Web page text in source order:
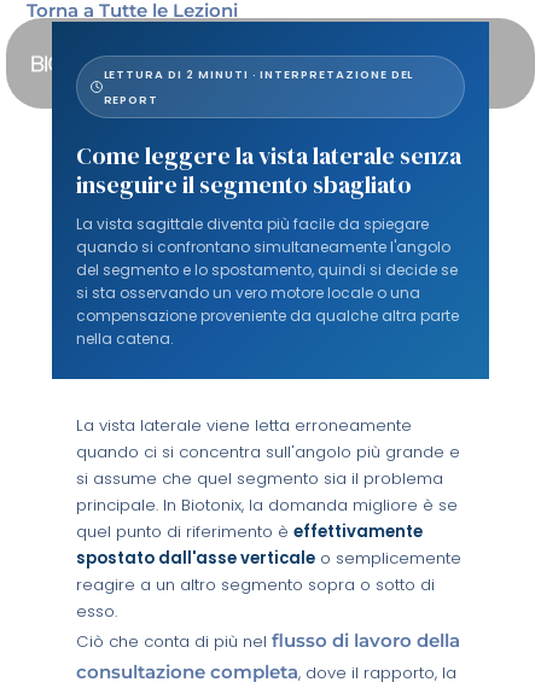
contenuto
Torna a Tutte le Lezioni
LETTURA DI 2 MINUTI · INTERPRETAZIONE DEL
REPORT
Come leggere la vista laterale senza
inseguire il segmento sbagliato
La vista sagittale diventa più facile da spiegare
quando si confrontano simultaneamente l'angolo
del segmento e lo spostamento, quindi si decide se
si sta osservando un vero motore locale o una
compensazione proveniente da qualche altra parte
nella catena.
La vista laterale viene letta erroneamente
quando ci si concentra sull'angolo più grande e
si assume che quel segmento sia il problema
principale. In Biotonix, la domanda migliore è se
quel punto di riferimento è effettivamente
spostato dall'asse verticaleo semplicemente
reagire a un altro segmento sopra o sotto di
esso.
Ciò che conta di più nel flusso di lavoro della
consultazione completa, dove il rapporto, la